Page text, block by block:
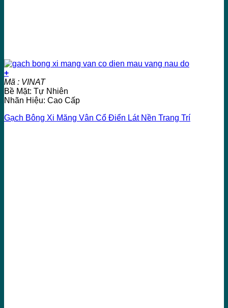
+
Mã : VINAT
Bề Mặt: Tự Nhiên
Nhãn Hiệu: Cao Cấp
Gạch Bông Xi Măng Vân Cổ Điển Lát Nền Trang Trí